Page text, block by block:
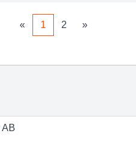
« 1 2 »
AB